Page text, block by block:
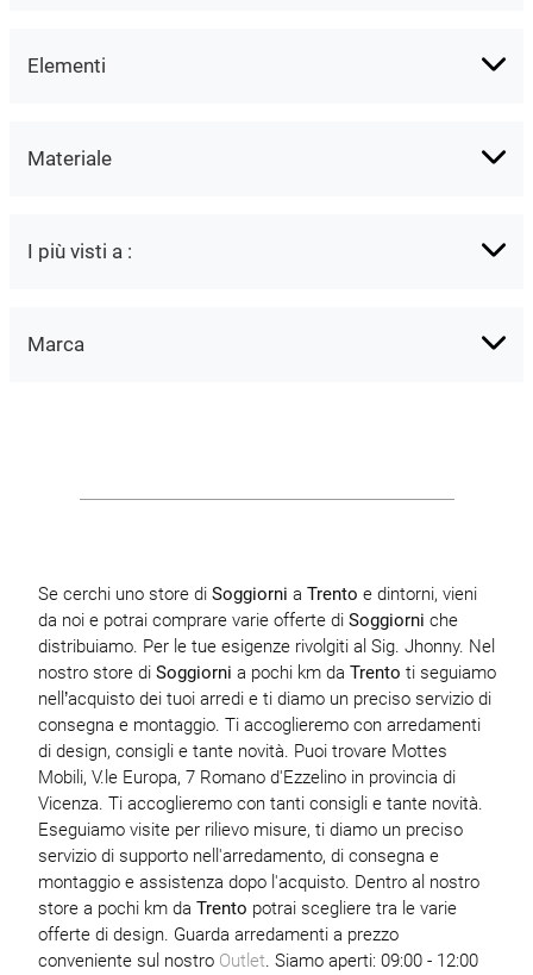
Elementi
Materiale
I più visti a :
Marca
Se cerchi uno store di Soggiorni a Trento e dintorni, vieni
da noi e potrai comprare varie offerte di Soggiorni che
distribuiamo. Per le tue esigenze rivolgiti al Sig. Jhonny. Nel
nostro store di Soggiorni a pochi km da Trento ti seguiamo
nell’acquisto dei tuoi arredi e ti diamo un preciso servizio di
consegna e montaggio. Ti accoglieremo con arredamenti
di design, consigli e tante novità. Puoi trovare Mottes
Mobili, V.le Europa, 7 Romano d'Ezzelino in provincia di
Vicenza. Ti accoglieremo con tanti consigli e tante novità.
Eseguiamo visite per rilievo misure, ti diamo un preciso
servizio di supporto nell'arredamento, di consegna e
montaggio e assistenza dopo l'acquisto. Dentro al nostro
store a pochi km da Trento potrai scegliere tra le varie
offerte di design. Guarda arredamenti a prezzo
conveniente sul nostro Outlet. Siamo aperti: 09:00 - 12:00